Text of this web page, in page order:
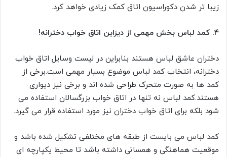
زیبا تر شدن دکوراسیون اتاق کمک زیادی خواهد کرد.
۴. کمد لباس بخش مهمی از دیزاین اتاق خواب دخترانه!
دختران عاشق لباس هستند بنابراین در لیست وسایل اتاق خواب
دخترانه، انتخاب کمد لباس موضوع بسیار مهمی است.برخی از
کمد ها به صورت متحرک طراحی شده اند و برخی نیز دیواری
هستند.کمد لباس نه تنها در اتاق خواب بزرگسالان استفاده می
شود بلکه برای اتاق خواب دختران نیز مورد استفاده قرار می گیرد.
کمد لباس می بایست از طبقه های مختلفی تشکیل شده باشد و
موقعیت هماهنگی و همسانی داشته باشد تا محیط یکپارچه ای